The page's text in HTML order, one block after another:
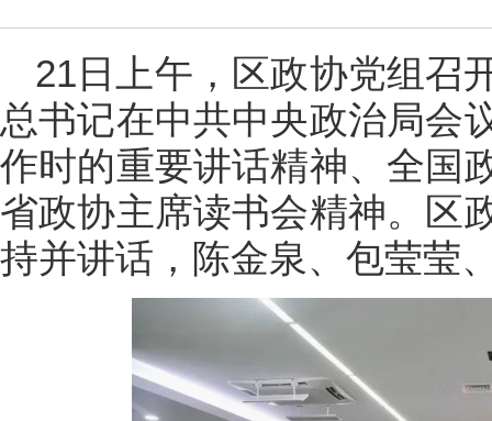
21日上午，区政协党组召
总书记在中共中央政治局会
作时的重要讲话精神、全国
省政协主席读书会精神。区
持并讲话，陈金泉、包莹莹